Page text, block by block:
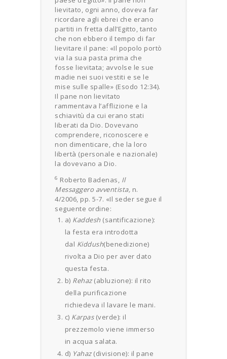
lievitato, ogni anno, doveva far
ricordare agli ebrei che erano
partiti in fretta dall’Egitto, tanto
che non ebbero il tempo di far
lievitare il pane: «Il popolo portò
via la sua pasta prima che
fosse lievitata; avvolse le sue
madie nei suoi vestiti e se le
mise sulle spalle» (Esodo 12:34).
Il pane non lievitato
rammentava l’afflizione e la
schiavitù da cui erano stati
liberati da Dio. Dovevano
comprendere, riconoscere e
non dimenticare, che la loro
libertà (personale e nazionale)
la dovevano a Dio.
6 Roberto Badenas, Il
Messaggero avventista, n.
4/2006, pp. 5-7. «Il seder segue il
seguente ordine:
a) Kaddesh (santificazione):
la festa era introdotta
dal Kiddush(benedizione)
rivolta a Dio per aver dato
questa festa.
b) Rehaz (abluzione): il rito
della purificazione
richiedeva il lavare le mani.
c) Karpas (verde): il
prezzemolo viene immerso
in acqua salata.
d) Yahaz (divisione): il pane